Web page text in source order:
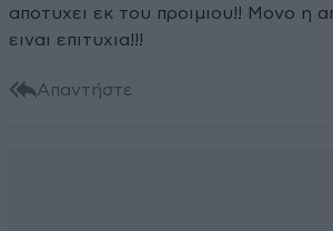
αποτυχει εκ του προιμιου!! Μονο η
ειναι επιτυχια!!!
Απαντήστε